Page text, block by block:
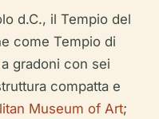
d.C., il Tempio del
come Tempio di
gradoni con sei
compatta e
Museum of Art;